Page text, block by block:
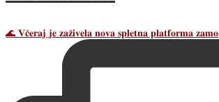
🌊 𝐕𝐜̌𝐞𝐫𝐚𝐣 𝐣𝐞 𝐳𝐚𝐳̌𝐢𝐯𝐞𝐥𝐚 𝐧𝐨𝐯𝐚 𝐬𝐩𝐥𝐞𝐭𝐧𝐚 𝐩𝐥𝐚𝐭𝐟𝐨𝐫𝐦𝐚 𝐳𝐚𝐦𝐨